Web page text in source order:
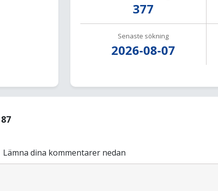
377
Senaste sökning
2026-08-07
Lämna dina kommentarer nedan